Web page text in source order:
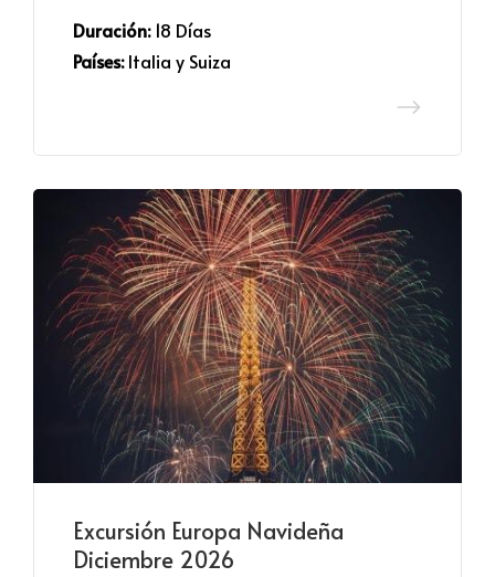
Duración: 18 Días
Países: Italia y Suiza
Excursión Europa Navideña
Diciembre 2026